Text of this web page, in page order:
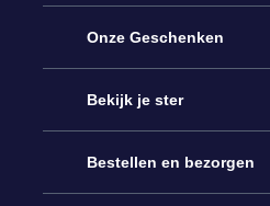
Service
Contact
Blog
Onze Geschenken
Online Star Gift
OSR Cadeaupakket
Bekijk je ster
Sterrenregister
Bestellen en bezorgen